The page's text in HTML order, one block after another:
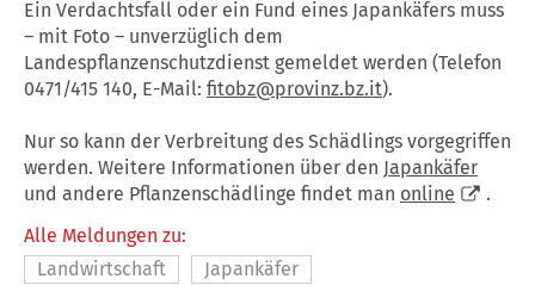
Ein Verdachtsfall oder ein Fund eines Japankäfers muss
– mit Foto – unverzüglich dem
Landespflanzenschutzdienst gemeldet werden (Telefon
0471/415 140, E-Mail: fitobz@provinz.bz.it).
Nur so kann der Verbreitung des Schädlings vorgegriffen
werden. Weitere Informationen über den Japankäfer
und andere Pflanzenschädlinge findet man online
.
Alle Meldungen zu:
Landwirtschaft
Japankäfer